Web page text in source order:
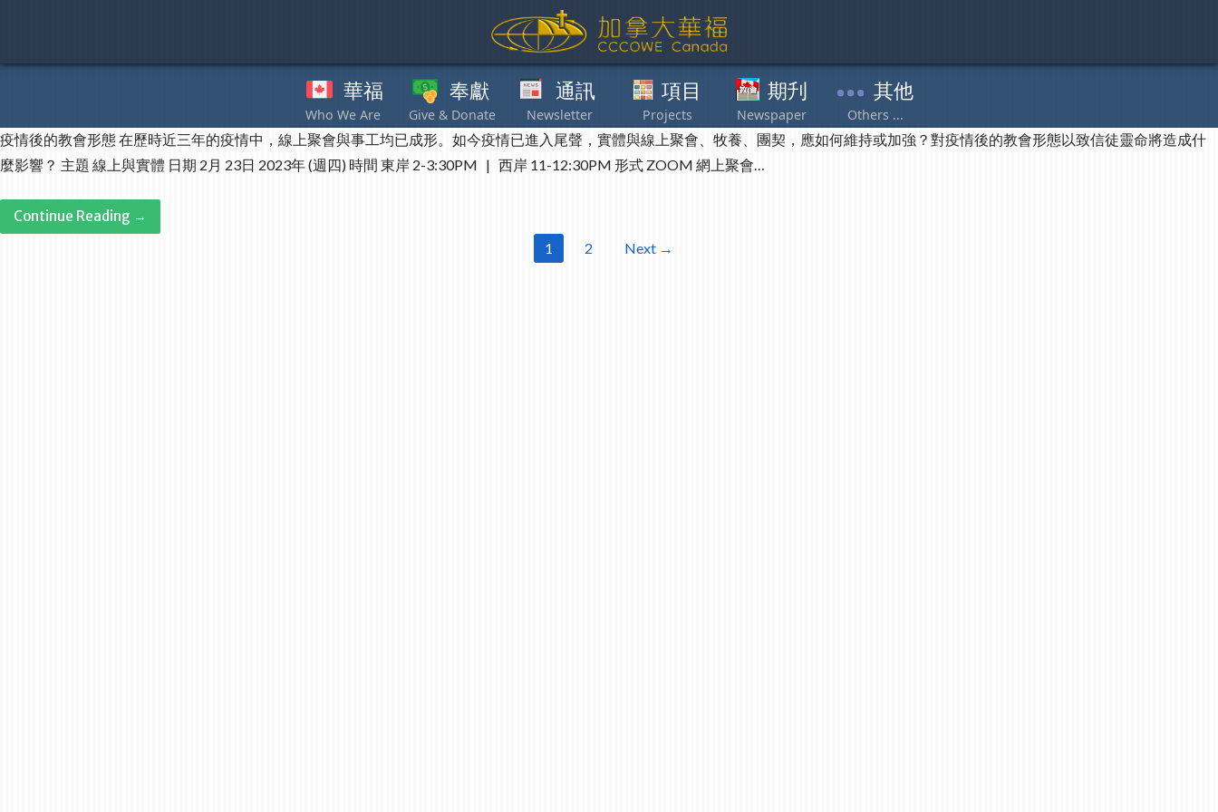
content
華福 奉獻 通訊 項目 期刋 其他
疫情後的教會形態 在歷時近三年的疫情中，線上聚會與事工均已成形。如今疫情已進入尾聲，實體與線上聚會、牧養、團契，應如何維持或加強？對疫情後的教會形態以致信徒靈命將造成什
麼影響？ 主題 線上與實體 日期 2月 23日 2023年 (週四) 時間 東岸 2-3:30PM | 西岸 11-12:30PM 形式 ZOOM 網上聚會…
Continue Reading →
1 2 Next →